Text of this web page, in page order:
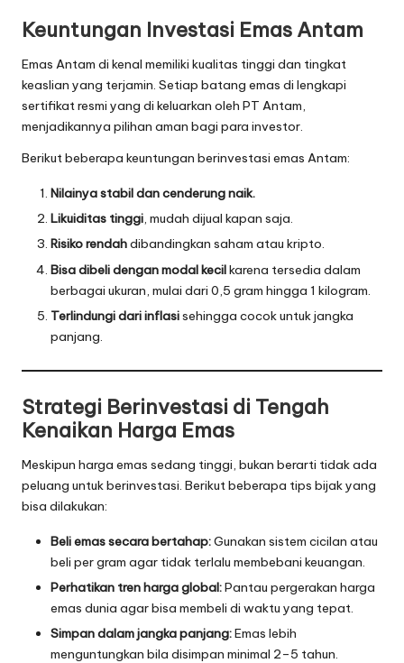
Keuntungan Investasi Emas Antam
Emas Antam di kenal memiliki kualitas tinggi dan tingkat
keaslian yang terjamin. Setiap batang emas di lengkapi
sertifikat resmi yang di keluarkan oleh PT Antam,
menjadikannya pilihan aman bagi para investor.
Berikut beberapa keuntungan berinvestasi emas Antam:
Nilainya stabil dan cenderung naik.
Likuiditas tinggi, mudah dijual kapan saja.
Risiko rendahdibandingkan saham atau kripto.
Bisa dibeli dengan modal kecilkarena tersedia dalam
berbagai ukuran, mulai dari 0,5 gram hingga 1 kilogram.
Terlindungi dari inflasisehingga cocok untuk jangka
panjang.
Strategi Berinvestasi di Tengah
Kenaikan Harga Emas
Meskipun harga emas sedang tinggi, bukan berarti tidak ada
peluang untuk berinvestasi. Berikut beberapa tips bijak yang
bisa dilakukan:
Beli emas secara bertahap:Gunakan sistem cicilan atau
beli per gram agar tidak terlalu membebani keuangan.
Perhatikan tren harga global:Pantau pergerakan harga
emas dunia agar bisa membeli di waktu yang tepat.
Simpan dalam jangka panjang:Emas lebih
menguntungkan bila disimpan minimal 2–5 tahun.